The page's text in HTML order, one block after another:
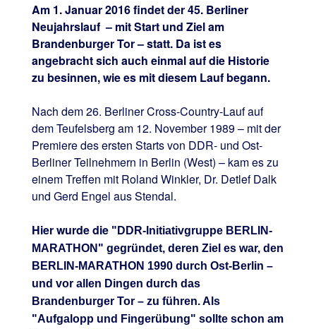
Am 1. Januar 2016 findet der 45. Berliner
Neujahrslauf – mit Start und Ziel am
Brandenburger Tor – statt. Da ist es
angebracht sich auch einmal auf die Historie
zu besinnen, wie es mit diesem Lauf begann.
Nach dem 26. Berliner Cross-Country-Lauf auf
dem Teufelsberg am 12. November 1989 – mit der
Premiere des ersten Starts von DDR- und Ost-
Berliner Teilnehmern in Berlin (West) – kam es zu
einem Treffen mit Roland Winkler, Dr. Detlef Dalk
und Gerd Engel aus Stendal.
Hier wurde die "DDR-Initiativgruppe BERLIN-
MARATHON" gegründet, deren Ziel es war, den
BERLIN-MARATHON 1990 durch Ost-Berlin –
und vor allen Dingen durch das
Brandenburger Tor – zu führen. Als
"Aufgalopp und Fingerübung" sollte schon am